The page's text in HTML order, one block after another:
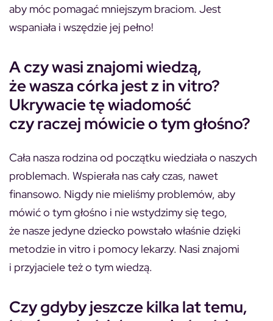
aby móc pomagać mniejszym braciom. Jest
wspaniała i wszędzie jej pełno!
A czy wasi znajomi wiedzą,
że wasza córka jest z in vitro?
Ukrywacie tę wiadomość
czy raczej mówicie o tym głośno?
Cała nasza rodzina od początku wiedziała o naszych
problemach. Wspierała nas cały czas, nawet
finansowo. Nigdy nie mieliśmy problemów, aby
mówić o tym głośno i nie wstydzimy się tego,
że nasze jedyne dziecko powstało właśnie dzięki
metodzie in vitro i pomocy lekarzy. Nasi znajomi
i przyjaciele też o tym wiedzą.
Czy gdyby jeszcze kilka lat temu,